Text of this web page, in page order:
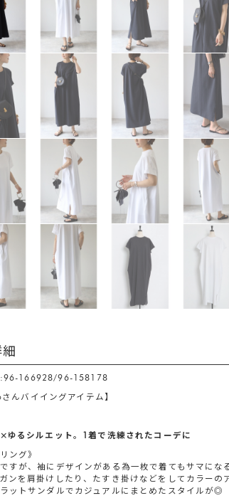
:96-166928/96-158178
んバイイングアイテム】
ゆるシルエット。1着で洗練されたコーデに
ング》
すが、袖にデザインがある為一枚で着てもサマにな
ンを肩掛けしたり、たすき掛けなどをしてカラーの
ットサンダルでカジュアルにまとめたスタイルが◎